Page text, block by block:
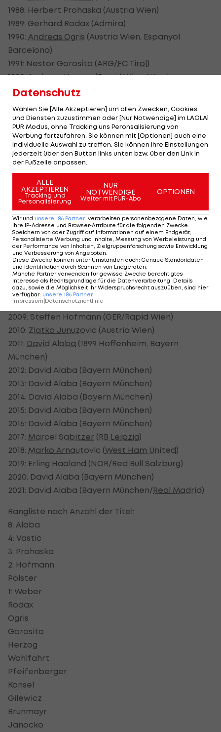
1988: Herbert Prohaska (Austria Wien)
1989: Gerhard Rodax (Admira)
1990: Andreas Ogris (Austria Wien, Espanyol
Barcelona)
1991: Nestor Gorosito (ARG/FC Tirol)
1992:Andreas Herzog(Rapid Wien, Werder
Bremen)
1994:Heimo Pfeifenberger(SV Salzburg)
1995:Ivica Vastic(CRO/Sturm Graz)
1996:Michael Konsel (Rapid Wien)
1997: Anton Polster (1. FC Köln)
1999: Ivica Vastic (Sturm Graz)
2000: Radoslav Gilewicz (POL/FC Tirol)
2001:Ronald Brunmayr(GAK)
2002: Vladimir Janocko (SVK/Austria Wien)
2003: Andreas Ivanschitz (Rapid Wien)
2004: Steffen Hofmann (GER/Rapid Wien)
2005: Mario Bazina(CRO/GAK)
2006: Alexander Zickler (GER/Red Bull Salzburg)
2007: Ivica Vastic (LASKLinz)
2008:Marc Janko(Red Bull Salzburg)
2009: Steffen Hofmann (GER/Rapid Wien)
2010: Zlatko Junuzovic (Austria Wien)
2011: David Alaba (1899 Hoffenheim, Bayern
München)
2012: David Alaba (Bayern München)
2013: David Alaba (Bayern München)
2014: David Alaba (Bayern München)
2015: David Alaba (Bayern München)
2016: David Alaba (Bayern München)
2017: Marcel Sabitzer (RB Leipzig)
2018: Marko Arnautovic (West Ham United)
2019: Erling Haaland (NOR/Red Bull Salzburg)
2020: David Alaba (Bayern München)
2021: David Alaba (Bayern München/Real Madrid)
Rangliste nach Anzahl der Titel:
8: Alaba
4: Vastic
3: Prohaska
2: Hofmann
Polster
1: Weber
Rodax
Ogris
Gorosito
Herzog
Wohlfahrt
Pfeifenberger
Konsel
Gilewicz
Brunmayr
Janocko
Datenschutz
Wählen Sie [Alle Akzeptieren] um allen Zwecken, Cookies
und Diensten zuzustimmen oder [Nur Notwendige] im LAOLA1
PUR Modus, ohne Tracking uns Peronsalisierung von
Werbung fortzufahren. Sie können mit [Optionen] auch eine
individuelle Auswahl zu treffen. Sie können Ihre Einstellungen
jederzeit über den Button links unten bzw. über den Link in
der Fußzeile anpassen.
ALLE
AKZEPTIEREN
Tracking und
Personalisierung
NUR
NOTWENDIGE
Weiter mit PUR-Abo
OPTIONEN
Wir und unsere 186 Partner verarbeiten personenbezogene Daten, wie
Ihre IP-Adresse und Browser-Attribute für die folgenden Zwecke:
Speichern von oder Zugriff auf Informationen auf einem Endgerät;
Personalisierte Werbung und Inhalte, Messung von Werbeleistung und
der Performance von Inhalten, Zielgruppenforschung sowie Entwicklung
und Verbesserung von Angeboten
Diese Zwecke können unter Umständen auch: Genaue Standortdaten
und Identifikation durch Scannen von Endgeräten
Manche Partner verwenden für gewisse Zwecke berechtigtes
Interesse als Rechtsgrundlage für die Datenverarbeitung. Details
dazu, sowie die Möglichkeit Ihr Widerspruchsrecht auszuüben, sind hier
verfügbar: unsere 186 Partner
Impressum|Datenschutzrichtlinie